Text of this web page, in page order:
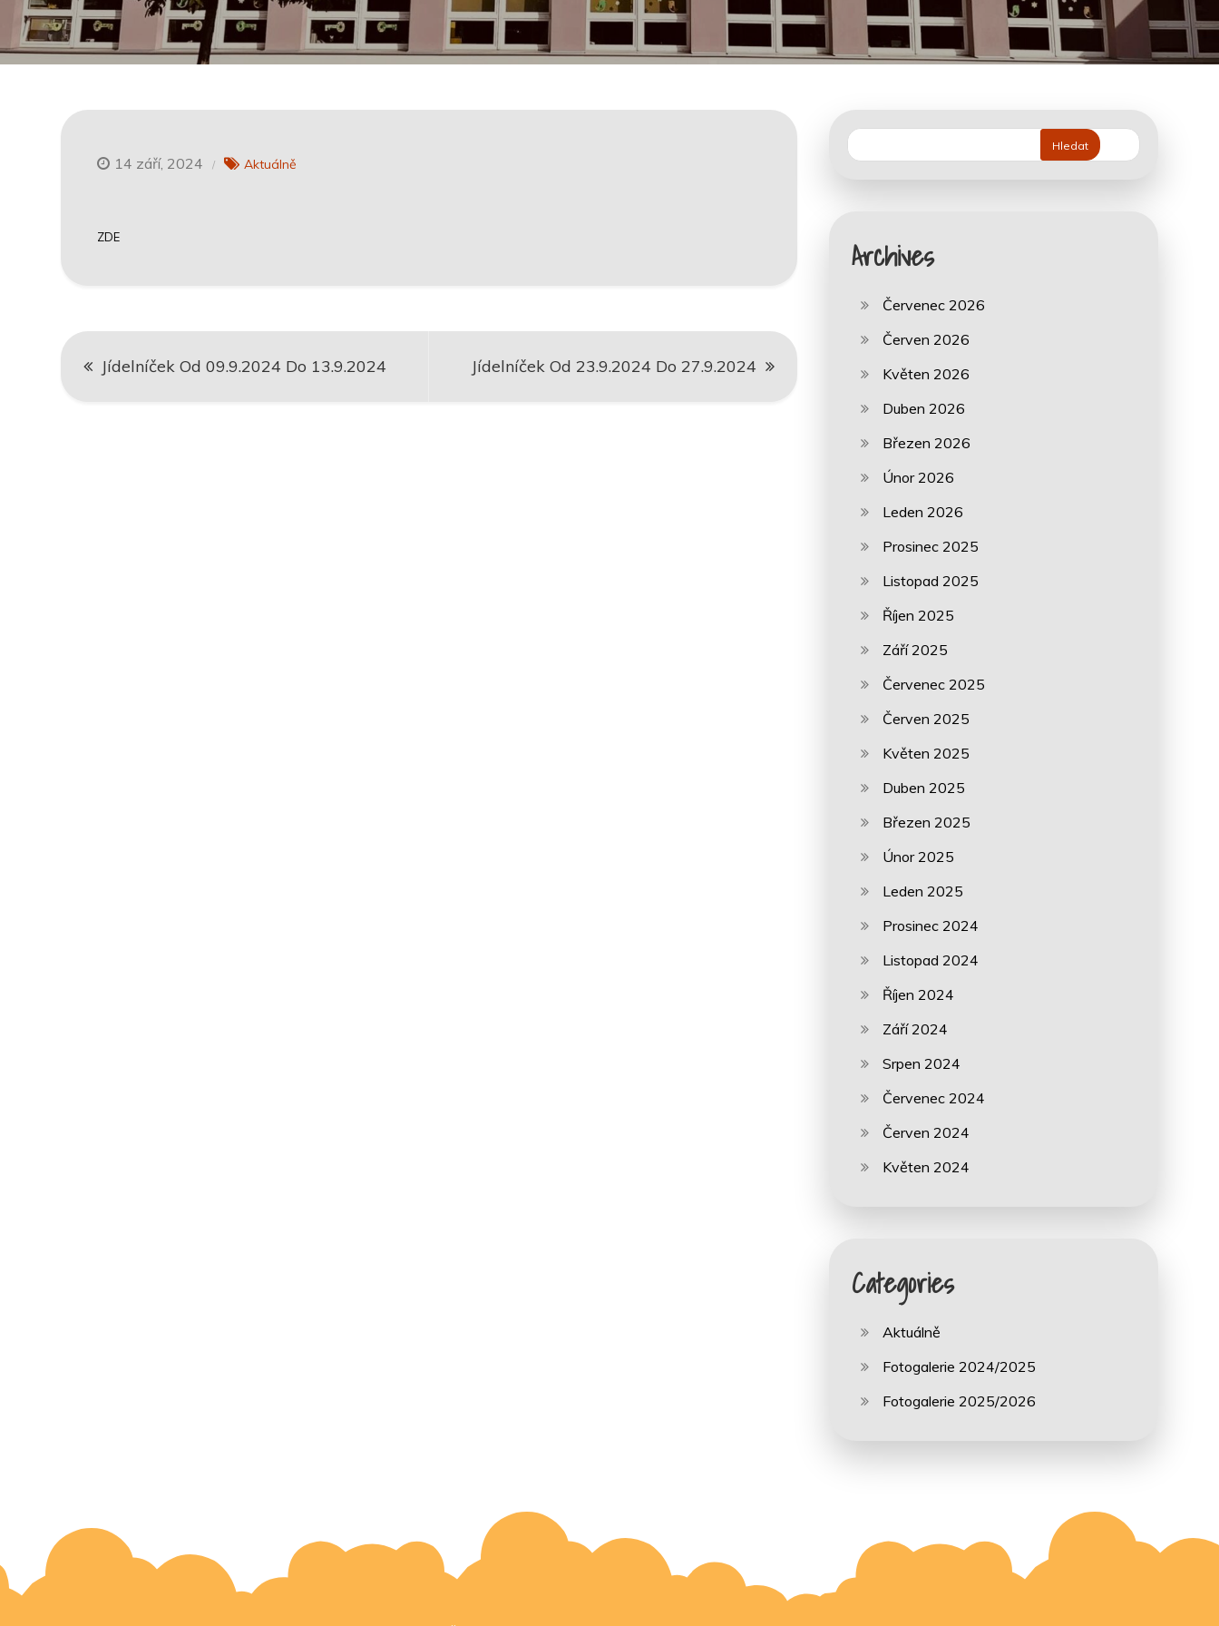
14 září, 2024 Aktuálně
ZDE
Navigace
pro
Jídelníček Od 09.9.2024 Do 13.9.2024 Jídelníček Od 23.9.2024 Do 27.9.2024
Hledat
Archives
Červenec 2026
Červen 2026
Květen 2026
Duben 2026
Březen 2026
Únor 2026
Leden 2026
Prosinec 2025
Listopad 2025
Říjen 2025
Září 2025
Červenec 2025
Červen 2025
Květen 2025
Duben 2025
Březen 2025
Únor 2025
Leden 2025
Prosinec 2024
Listopad 2024
Říjen 2024
Září 2024
Srpen 2024
Červenec 2024
Červen 2024
Květen 2024
Categories
Aktuálně
Fotogalerie 2024/2025
Fotogalerie 2025/2026